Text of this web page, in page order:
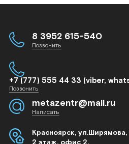
8 3952 615-540
Позвонить
+7 (777) 555 44 33 (viber,
Позвонить
metazentr@mail.ru
Написать
Красноярск, ул.Ширямова,